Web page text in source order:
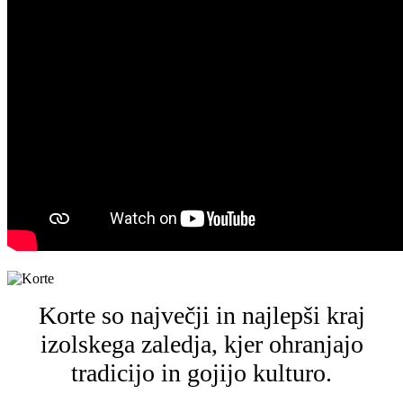
Korte so največji in najlepši kraj
izolskega zaledja, kjer ohranjajo
tradicijo in gojijo kulturo.